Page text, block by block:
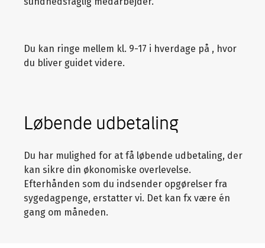
Du kan ringe mellem kl. 9-17 i hverdage på , hvor
du bliver guidet videre.
Løbende udbetaling
Du har mulighed for at få løbende udbetaling, der
kan sikre din økonomiske overlevelse.
Efterhånden som du indsender opgørelser fra
sygedagpenge, erstatter vi. Det kan fx være én
gang om måneden.